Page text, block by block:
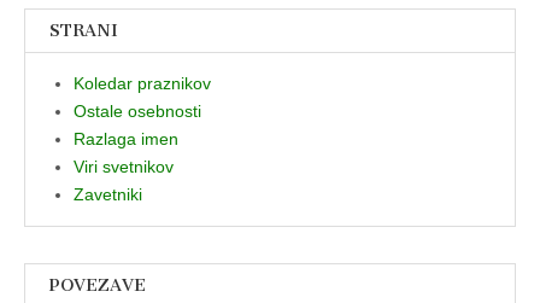
STRANI
Koledar praznikov
Ostale osebnosti
Razlaga imen
Viri svetnikov
Zavetniki
POVEZAVE